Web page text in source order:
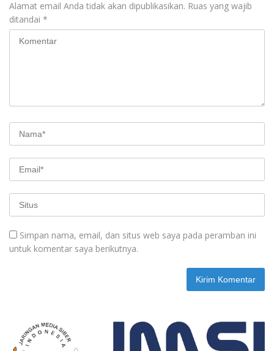
Alamat email Anda tidak akan dipublikasikan. Ruas yang wajib
ditandai *
Simpan nama, email, dan situs web saya pada peramban ini
untuk komentar saya berikutnya.